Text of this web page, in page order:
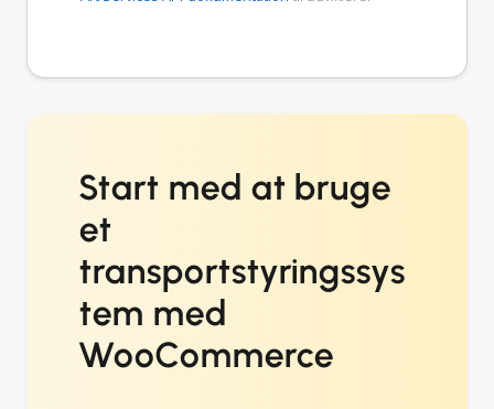
Start med at bruge
et
transportstyringssys
tem med
WooCommerce